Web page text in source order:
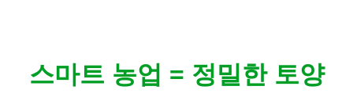
스마트 농업 = 정밀한 토양